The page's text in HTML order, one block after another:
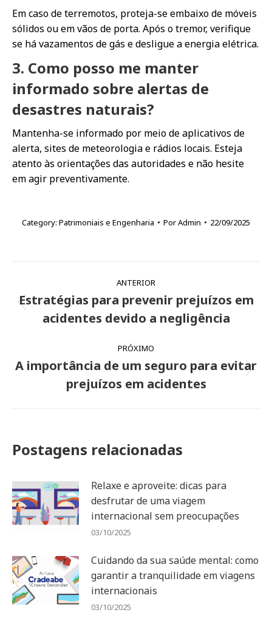
Em caso de terremotos, proteja-se embaixo de móveis
sólidos ou em vãos de porta. Após o tremor, verifique
se há vazamentos de gás e desligue a energia elétrica.
3. Como posso me manter
informado sobre alertas de
desastres naturais?
Mantenha-se informado por meio de aplicativos de
alerta, sites de meteorologia e rádios locais. Esteja
atento às orientações das autoridades e não hesite
em agir preventivamente.
Category: Patrimoniais e Engenharia PorAdmin 22/09/2025
de
post:
ANTERIOR
Post
anterior:
Estratégias para prevenir prejuízos em
acidentes devido a negligência
PRÓXIMO
Próximo
post:
A importância de um seguro para evitar
prejuízos em acidentes
Postagens relacionadas
Relaxe e aproveite: dicas para
desfrutar de uma viagem
internacional sem preocupações
03/10/2025
Cuidando da sua saúde mental: como
garantir a tranquilidade em viagens
internacionais
03/10/2025